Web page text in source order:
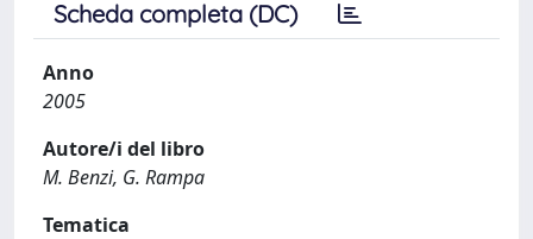
Scheda completa (DC)
Anno
2005
Autore/i del libro
M. Benzi, G. Rampa
Tematica